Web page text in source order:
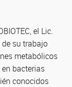
el Lic.
su trabajo
metabólicos
bacterias
conocidos